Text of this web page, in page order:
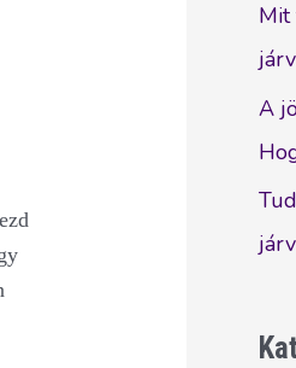
Mit
A